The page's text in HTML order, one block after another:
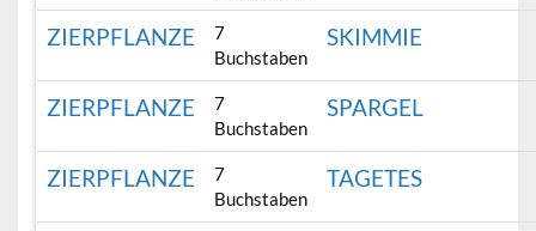
ZIERPFLANZE
7
Buchstaben
SKIMMIE
ZIERPFLANZE
7
Buchstaben
SPARGEL
ZIERPFLANZE
7
Buchstaben
TAGETES